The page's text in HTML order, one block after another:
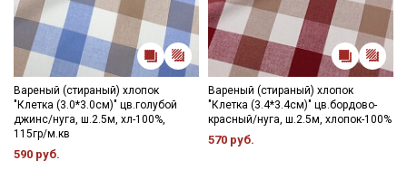
Вареный (стираный) хлопок
"Клетка (3.0*3.0см)" цв.голубой
джинс/нуга, ш.2.5м, хл-100%,
115гр/м.кв
590 руб.
Вареный (стираный) хлопок
"Клетка (3.4*3.4см)" цв.бордово-
красный/нуга, ш.2.5м, хлопок-100%
570 руб.